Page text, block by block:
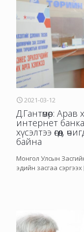
2021-03-12
Д.Гантөмөр:
интернет
хүсэлтээ өгөөд,
байна
Монгол Улсын
эдийн засгаа сэргээх